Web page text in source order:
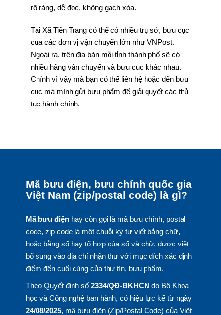
rõ ràng, dễ đọc, không gạch xóa.
Tại Xã Tiên Trang có thể có nhiều trụ sở, bưu cục
của các đơn vị vận chuyển lớn như VNPost.
Ngoài ra, trên địa bàn mỗi tỉnh thành phố sẽ có
nhiều hãng vận chuyển và bưu cục khác nhau.
Chính vì vậy mà bạn có thể liên hệ hoặc đến bưu
cục mà mình gửi bưu phẩm để giải quyết các thủ
tục hành chính.
Mã bưu điện, bưu chính quốc gia
Việt Nam (zip/postal code) là gì?
Mã bưu điệnhay còn gọi là mã bưu chính, postal
code, zip code là một chuỗi ký tự viết bằng chữ,
hoặc bằng số hay tổ hợp của số và chữ, được viết
bổ sung vào địa chỉ nhận thư với mục đích xác định
điểm đến cuối cùng của thư tín, bưu phẩm.
Theo Quyết định số 2334/QĐ-BKHCN do Bộ Khoa
học và Công nghệ ban hành, có hiệu lực kể từ ngày
24/08/2025, mã bưu điện (Zip/Postal Code) của Việt